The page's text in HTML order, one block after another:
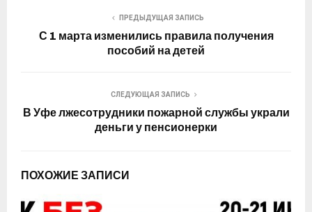
ПРЕДЫДУЩАЯ ЗАПИСЬ
С 1 марта изменились правила получения
пособий на детей
СЛЕДУЮЩАЯ ЗАПИСЬ
В Уфе лжесотрудники пожарной службы украли
деньги у пенсионерки
ПОХОЖИЕ ЗАПИСИ